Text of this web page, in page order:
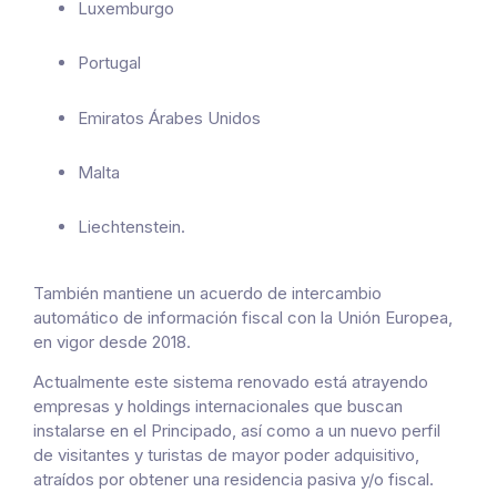
Luxemburgo
Portugal
Emiratos Árabes Unidos
Malta
Liechtenstein.
También mantiene un acuerdo de intercambio
automático de información fiscal con la Unión Europea,
en vigor desde 2018.
Actualmente este sistema renovado está atrayendo
empresas y holdings internacionales que buscan
instalarse en el Principado, así como a un nuevo perfil
de visitantes y turistas de mayor poder adquisitivo,
atraídos por obtener una residencia pasiva y/o fiscal.